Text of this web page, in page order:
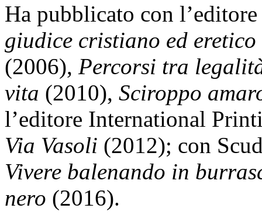
Ha pubblicato con
giudice cristiano ed eretico
(2006), Percorsi tra
vita (2010), Sciroppo
l’editore International
Via Vasoli (2012); con
Vivere balenando in
nero (2016).